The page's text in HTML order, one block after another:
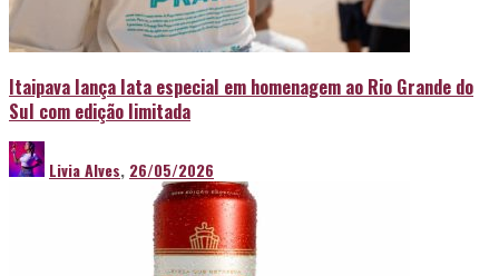
Itaipava lança lata especial em homenagem ao Rio Grande do
Sul com edição limitada
Livia Alves, 26/05/2026